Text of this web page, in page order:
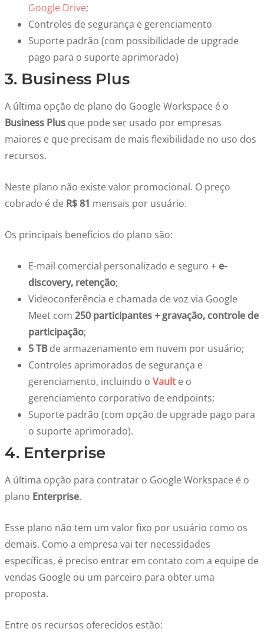
Google Drive;
Controles de segurança e gerenciamento
Suporte padrão (com possibilidade de upgrade
pago para o suporte aprimorado)
3. Business Plus
A última opção de plano do Google Workspace é o
Business Plus que pode ser usado por empresas
maiores e que precisam de mais flexibilidade no uso dos
recursos.
Neste plano não existe valor promocional. O preço
cobrado é de R$ 81 mensais por usuário.
Os principais benefícios do plano são:
E-mail comercial personalizado e seguro + e-
discovery, retenção;
Videoconferência e chamada de voz via Google
Meet com 250 participantes + gravação, controle de
participação;
5 TBde armazenamento em nuvem por usuário;
Controles aprimorados de segurança e
gerenciamento, incluindo o Vaulte o
gerenciamento corporativo de endpoints;
Suporte padrão (com opção de upgrade pago para
o suporte aprimorado).
4. Enterprise
A última opção para contratar o Google Workspace é o
plano Enterprise.
Esse plano não tem um valor fixo por usuário como os
demais. Como a empresa vai ter necessidades
específicas, é preciso entrar em contato com a equipe de
vendas Google ou um parceiro para obter uma
proposta.
Entre os recursos oferecidos estão: